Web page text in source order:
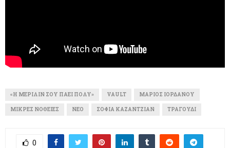
«Η ΜΈΡΙΛΙΝ ΣΟΥ ΠΆΕΙ ΠΟΛΎ» VAULT ΜΆΡΙΟΣ ΙΟΡΔΆΝΟΥ
ΜΙΚΡΈΣ ΝΟΘΕΊΕΣ ΝΈΟ ΣΟΦΊΑ ΚΑΖΑΝΤΖΙΆΝ ΤΡΑΓΟΎΔΙ
0